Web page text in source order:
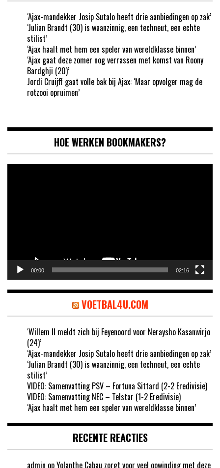
‘Ajax-mandekker Josip Sutalo heeft drie aanbiedingen op zak’
‘Julian Brandt (30) is waanzinnig, een techneut, een echte
stilist’
‘Ajax haalt met hem een speler van wereldklasse binnen’
‘Ajax gaat deze zomer nog verrassen met komst van Roony
Bardghji (20)’
Jordi Cruijff gaat volle bak bij Ajax: ‘Maar opvolger mag de
rotzooi opruimen’
HOE WERKEN BOOKMAKERS?
00:00 02:16
VOETBAL4U.COM
‘Willem II meldt zich bij Feyenoord voor Neraysho Kasanwirjo
(24)’
‘Ajax-mandekker Josip Sutalo heeft drie aanbiedingen op zak’
‘Julian Brandt (30) is waanzinnig, een techneut, een echte
stilist’
VIDEO: Samenvatting PSV – Fortuna Sittard (2-2 Eredivisie)
VIDEO: Samenvatting NEC – Telstar (1-2 Eredivisie)
‘Ajax haalt met hem een speler van wereldklasse binnen’
RECENTE REACTIES
admin opYolanthe Cabau zorgt voor veel opwinding met deze